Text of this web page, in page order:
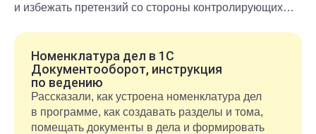
и избежать претензий со стороны контролирующих
Номенклатура дел в 1С
Документооборот, инструкция
по ведению
Рассказали, как устроена номенклатура дел
в программе, как создавать разделы и тома,
помещать документы в дела и формировать